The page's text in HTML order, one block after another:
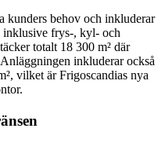
kunders behov och inkluderar
inklusive frys-, kyl- och
totalt 18 300 m² där
inkluderar också
vilket är Frigoscandias nya